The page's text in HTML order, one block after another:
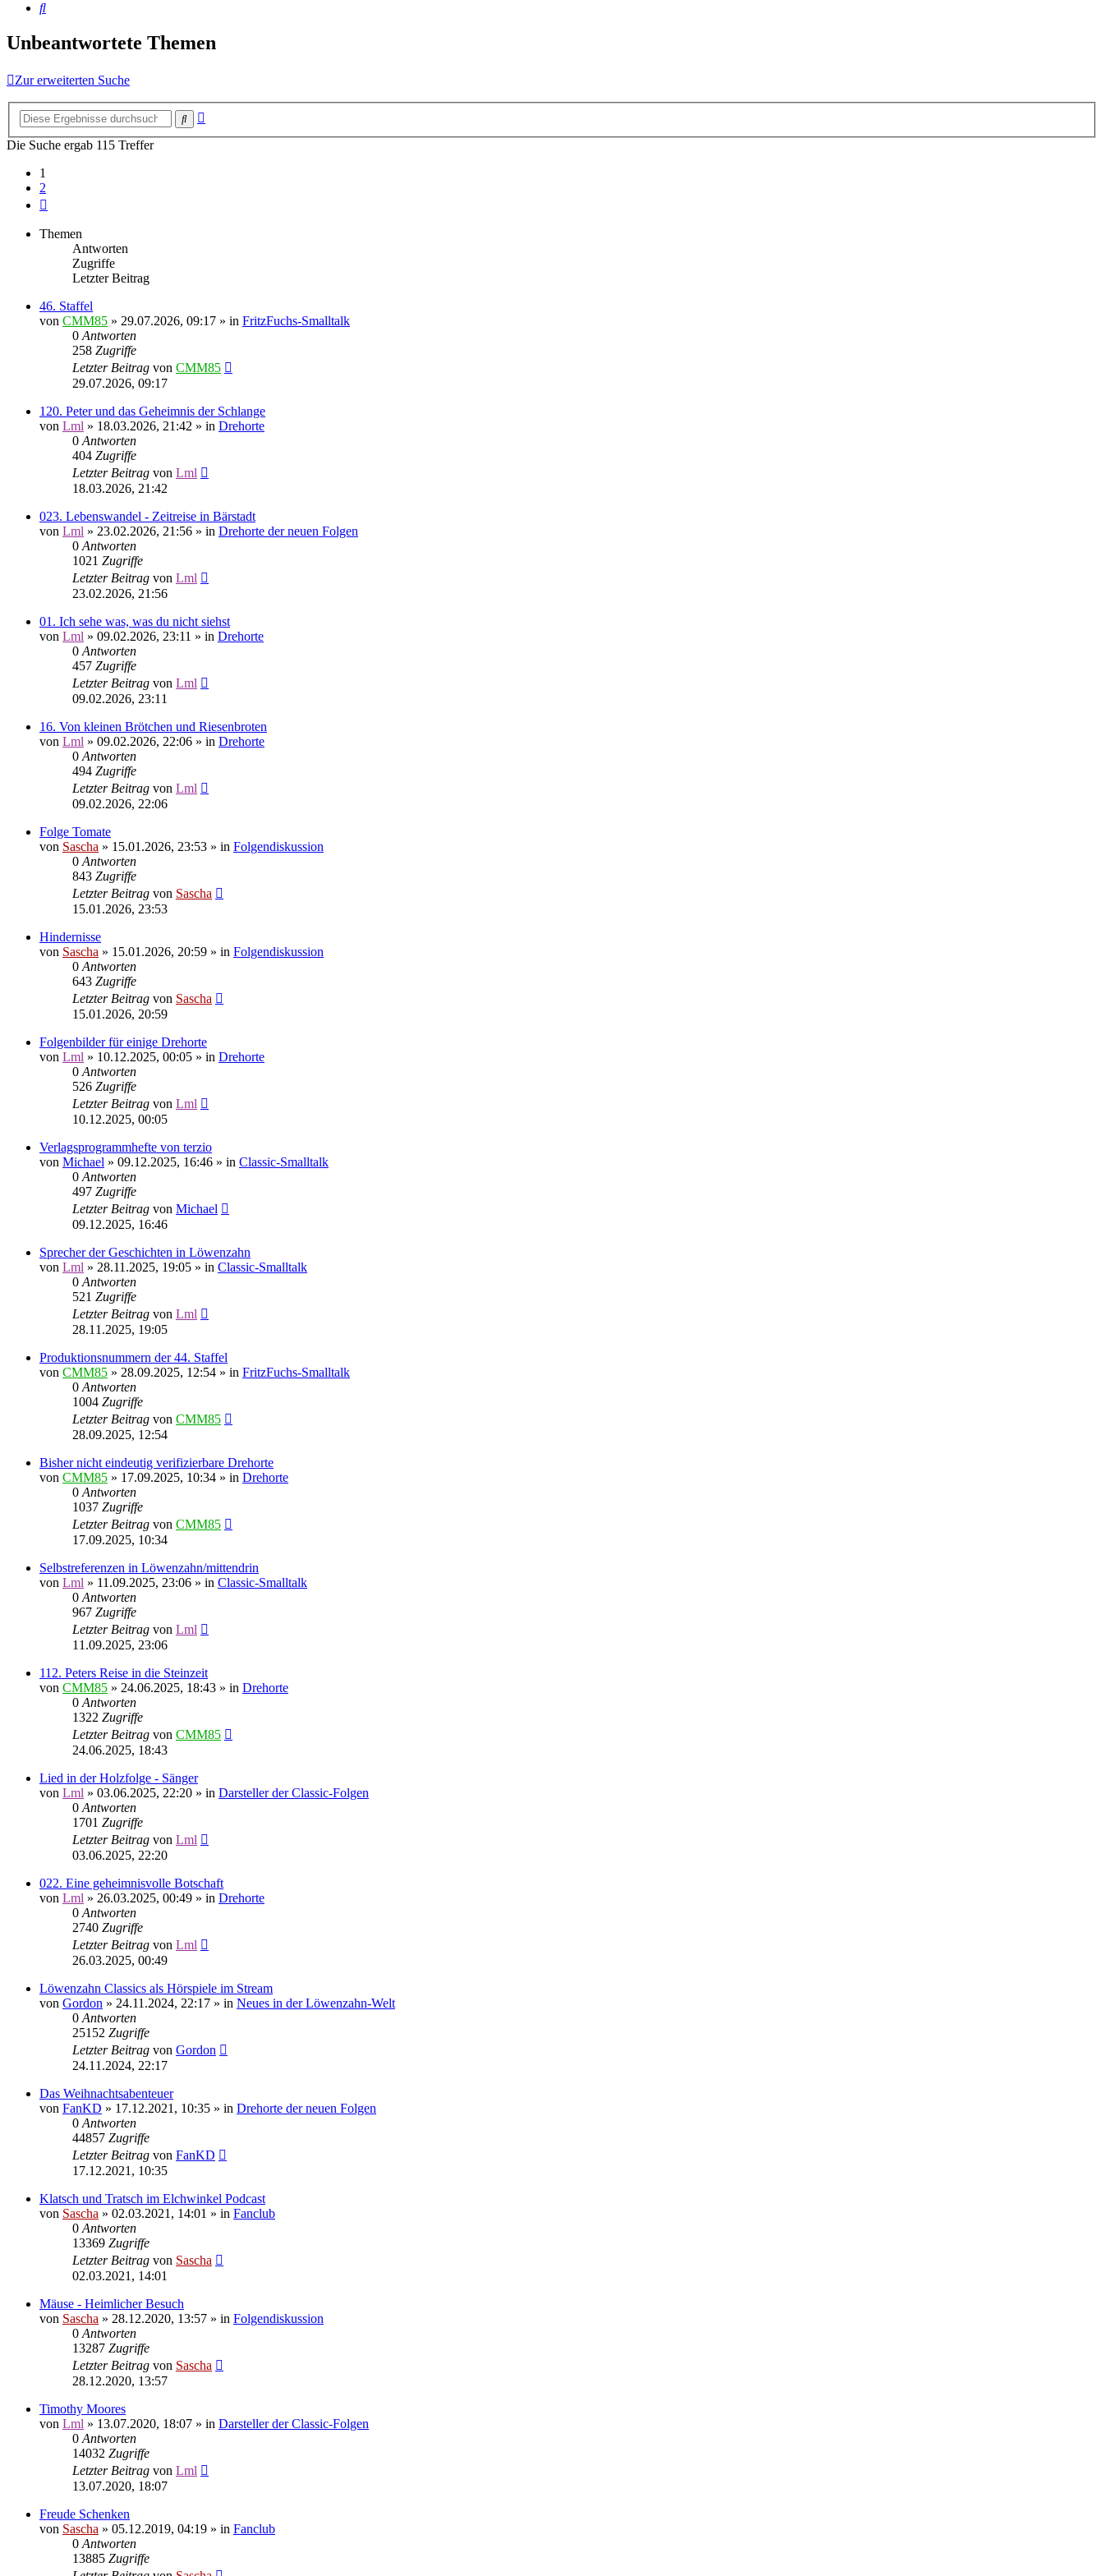
Suche
Unbeantwortete Themen
Zur erweiterten Suche
Suche
Die Suche ergab 115 Treffer
1
2
Themen
Antworten
Zugriffe
Letzter Beitrag
46. Staffel
von CMM85 » 29.07.2026, 09:17 » in FritzFuchs-Smalltalk
0 Antworten
258 Zugriffe
Letzter Beitrag von CMM85
29.07.2026, 09:17
120. Peter und das Geheimnis der Schlange
von Lml » 18.03.2026, 21:42 » in Drehorte
0 Antworten
404 Zugriffe
Letzter Beitrag von Lml
18.03.2026, 21:42
023. Lebenswandel - Zeitreise in Bärstadt
von Lml » 23.02.2026, 21:56 » in Drehorte der neuen Folgen
0 Antworten
1021 Zugriffe
Letzter Beitrag von Lml
23.02.2026, 21:56
01. Ich sehe was, was du nicht siehst
von Lml » 09.02.2026, 23:11 » in Drehorte
0 Antworten
457 Zugriffe
Letzter Beitrag von Lml
09.02.2026, 23:11
16. Von kleinen Brötchen und Riesenbroten
von Lml » 09.02.2026, 22:06 » in Drehorte
0 Antworten
494 Zugriffe
Letzter Beitrag von Lml
09.02.2026, 22:06
Folge Tomate
von Sascha » 15.01.2026, 23:53 » in Folgendiskussion
0 Antworten
843 Zugriffe
Letzter Beitrag von Sascha
15.01.2026, 23:53
Hindernisse
von Sascha » 15.01.2026, 20:59 » in Folgendiskussion
0 Antworten
643 Zugriffe
Letzter Beitrag von Sascha
15.01.2026, 20:59
Folgenbilder für einige Drehorte
von Lml » 10.12.2025, 00:05 » in Drehorte
0 Antworten
526 Zugriffe
Letzter Beitrag von Lml
10.12.2025, 00:05
Verlagsprogrammhefte von terzio
von Michael » 09.12.2025, 16:46 » in Classic-Smalltalk
0 Antworten
497 Zugriffe
Letzter Beitrag von Michael
09.12.2025, 16:46
Sprecher der Geschichten in Löwenzahn
von Lml » 28.11.2025, 19:05 » in Classic-Smalltalk
0 Antworten
521 Zugriffe
Letzter Beitrag von Lml
28.11.2025, 19:05
Produktionsnummern der 44. Staffel
von CMM85 » 28.09.2025, 12:54 » in FritzFuchs-Smalltalk
0 Antworten
1004 Zugriffe
Letzter Beitrag von CMM85
28.09.2025, 12:54
Bisher nicht eindeutig verifizierbare Drehorte
von CMM85 » 17.09.2025, 10:34 » in Drehorte
0 Antworten
1037 Zugriffe
Letzter Beitrag von CMM85
17.09.2025, 10:34
Selbstreferenzen in Löwenzahn/mittendrin
von Lml » 11.09.2025, 23:06 » in Classic-Smalltalk
0 Antworten
967 Zugriffe
Letzter Beitrag von Lml
11.09.2025, 23:06
112. Peters Reise in die Steinzeit
von CMM85 » 24.06.2025, 18:43 » in Drehorte
0 Antworten
1322 Zugriffe
Letzter Beitrag von CMM85
24.06.2025, 18:43
Lied in der Holzfolge - Sänger
von Lml » 03.06.2025, 22:20 » in Darsteller der Classic-Folgen
0 Antworten
1701 Zugriffe
Letzter Beitrag von Lml
03.06.2025, 22:20
022. Eine geheimnisvolle Botschaft
von Lml » 26.03.2025, 00:49 » in Drehorte
0 Antworten
2740 Zugriffe
Letzter Beitrag von Lml
26.03.2025, 00:49
Löwenzahn Classics als Hörspiele im Stream
von Gordon » 24.11.2024, 22:17 » in Neues in der Löwenzahn-Welt
0 Antworten
25152 Zugriffe
Letzter Beitrag von Gordon
24.11.2024, 22:17
Das Weihnachtsabenteuer
von FanKD » 17.12.2021, 10:35 » in Drehorte der neuen Folgen
0 Antworten
44857 Zugriffe
Letzter Beitrag von FanKD
17.12.2021, 10:35
Klatsch und Tratsch im Elchwinkel Podcast
von Sascha » 02.03.2021, 14:01 » in Fanclub
0 Antworten
13369 Zugriffe
Letzter Beitrag von Sascha
02.03.2021, 14:01
Mäuse - Heimlicher Besuch
von Sascha » 28.12.2020, 13:57 » in Folgendiskussion
0 Antworten
13287 Zugriffe
Letzter Beitrag von Sascha
28.12.2020, 13:57
Timothy Moores
von Lml » 13.07.2020, 18:07 » in Darsteller der Classic-Folgen
0 Antworten
14032 Zugriffe
Letzter Beitrag von Lml
13.07.2020, 18:07
Freude Schenken
von Sascha » 05.12.2019, 04:19 » in Fanclub
0 Antworten
13885 Zugriffe